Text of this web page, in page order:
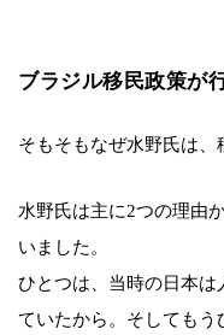
ブラジル移民政策が
そもそもなぜ水野氏は、
水野氏は主に2つの理由
いました。
ひとつは、当時の日本は
ていたから。そしてもう